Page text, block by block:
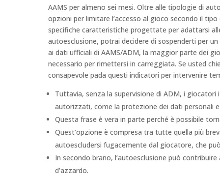
AAMS per almeno sei mesi. Oltre alle tipologie di
opzioni per limitare l’accesso al gioco secondo il
specifiche caratteristiche progettate per adattarsi
autoesclusione, potrai decidere di sospenderti per
ai dati ufficiali di AAMS/ADM, la maggior parte dei
necessario per rimettersi in carreggiata. Se usted
consapevole pada questi indicatori per intervenire
Tuttavia, senza la supervisione di ADM, i
autorizzati, come la protezione dei dati personali
Questa frase è vera in parte perché è possibile
Quest’opzione è compresa tra tutte quella più
autoescludersi fugacemente dal giocatore, che
In secondo brano, l’autoesclusione può
d’azzardo.